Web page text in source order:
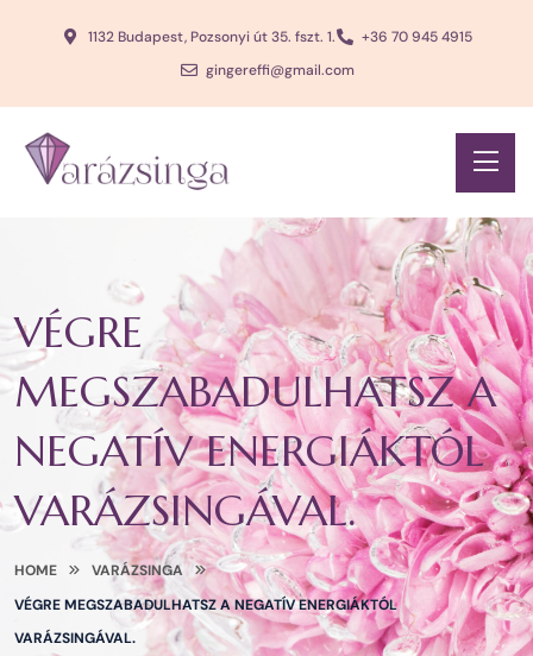
1132 Budapest, Pozsonyi út 35. fszt. 1.
+36 70 945 4915
gingereffi@gmail.com
VÉGRE
MEGSZABADULHATSZ A
NEGATÍV ENERGIÁKTÓL
VARÁZSINGÁVAL.
HOME
VARÁZSINGA
VÉGRE MEGSZABADULHATSZ A NEGATÍV ENERGIÁKTÓL
VARÁZSINGÁVAL.